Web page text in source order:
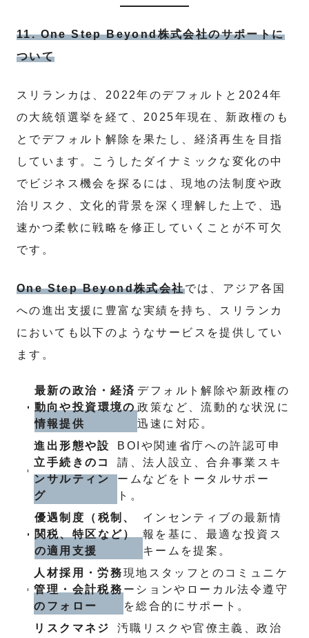
11. One Step Beyond株式会社のサポートに
ついて
スリランカは、2022年のデフォルトと2024年
の大統領選挙を経て、2025年現在、新政権のも
とでデフォルト解除を果たし、経済再生を目指
しています。こうしたダイナミックな変化の中
でビジネス機会を探るには、現地の法制度や政
治リスク、文化的背景を深く理解した上で、迅
速かつ柔軟に戦略を修正していくことが不可欠
です。
One Step Beyond株式会社では、アジア各国
への進出支援に豊富な実績を持ち、スリランカ
においても以下のようなサービスを提供してい
ます。
最新の政治・経済
動向や投資環境の
情報提供
デフォルト解除や新政権の
政策など、流動的な状況に
迅速に対応。
進出形態や設
立手続きのコ
ンサルティン
グ
BOIや関連省庁への許認可申
請、法人設立、合弁事業スキ
ームなどをトータルサポー
ト。
優遇制度（税制、
関税、特区など）
の適用支援
インセンティブの最新情
報を基に、最適な投資ス
キームを提案。
人材採用・労務
管理・会計税務
のフォロー
現地スタッフとのコミュニケ
ーションやローカル法令遵守
を総合的にサポート。
リスクマネジ
汚職リスクや官僚主義、政治